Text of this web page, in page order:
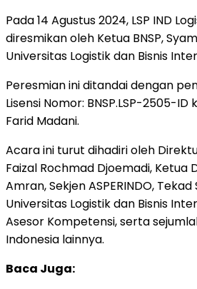
Pada 14 Agustus 2024, LSP IND
diresmikan oleh Ketua BNSP,
Universitas Logistik dan Bisnis
Peresmian ini ditandai dengan
Lisensi Nomor: BNSP.LSP-2505-ID
Farid Madani.
Acara ini turut dihadiri oleh
Faizal Rochmad Djoemadi, Ketua
Amran, Sekjen ASPERINDO,
Universitas Logistik dan Bisnis
Asesor Kompetensi, serta
Indonesia lainnya.
Baca Juga: